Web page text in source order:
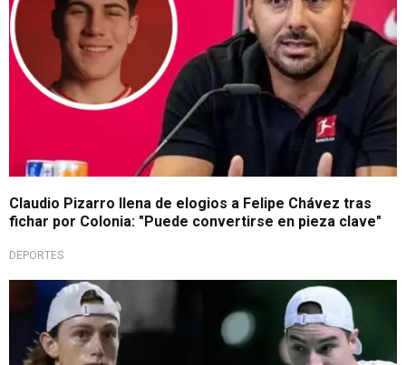
Claudio Pizarro llena de elogios a Felipe Chávez tras
fichar por Colonia: "Puede convertirse en pieza clave"
DEPORTES
Alemania sin su estrella